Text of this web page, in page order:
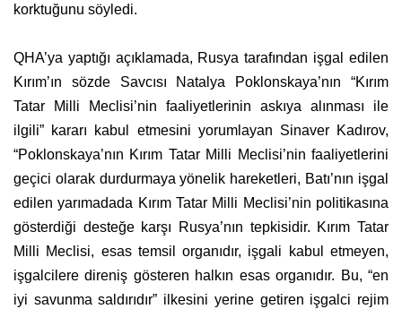
korktuğunu söyledi.
QHA’ya yaptığı açıklamada, Rusya tarafından işgal edilen
Kırım’ın sözde Savcısı Natalya Poklonskaya’nın “Kırım
Tatar Milli Meclisi’nin faaliyetlerinin askıya alınması ile
ilgili” kararı kabul etmesini yorumlayan Sinaver Kadırov,
“Poklonskaya’nın Kırım Tatar Milli Meclisi’nin faaliyetlerini
geçici olarak durdurmaya yönelik hareketleri, Batı’nın işgal
edilen yarımadada Kırım Tatar Milli Meclisi’nin politikasına
gösterdiği desteğe karşı Rusya’nın tepkisidir. Kırım Tatar
Milli Meclisi, esas temsil organıdır, işgali kabul etmeyen,
işgalcilere direniş gösteren halkın esas organıdır. Bu, “en
iyi savunma saldırıdır” ilkesini yerine getiren işgalci rejim